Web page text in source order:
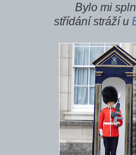
Bylo mi
střídání stráží u